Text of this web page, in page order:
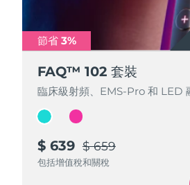
節省 3%
FAQ™ 102 套裝
臨床級射頻、EMS-Pro 和 LED
$ 639 $ 659
包括增值稅和關稅
節省 3%
FAQ™ 102 套裝
臨床級射頻、EMS-Pro 和 LED
$ 639 $ 659
包括增值稅和關稅